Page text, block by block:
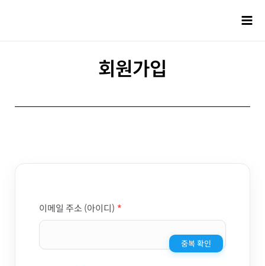
회원가입
이메일 주소 (아이디) *
중복 확인